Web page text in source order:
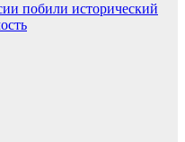
побили исторический